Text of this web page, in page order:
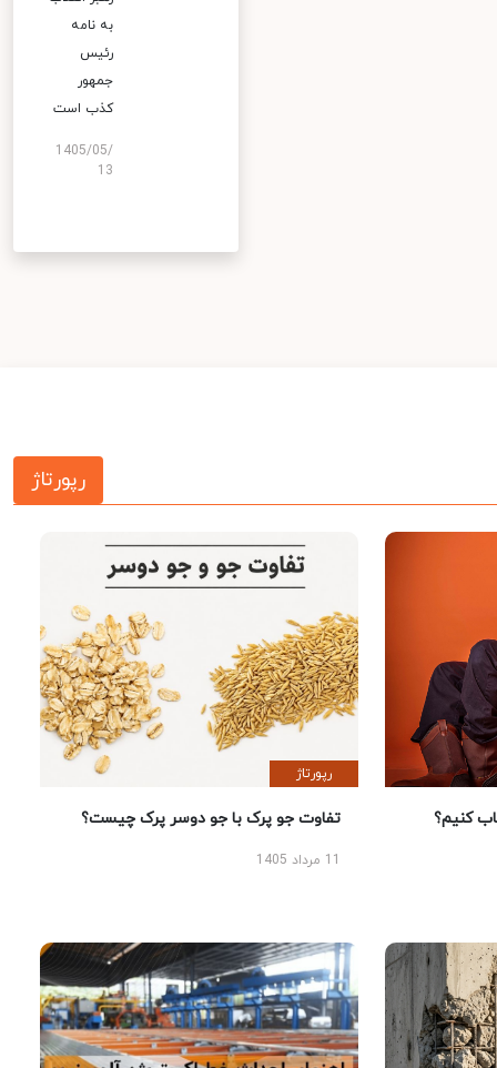
به نامه
رئیس
جمهور
کذب است
1405/05/
13
رپورتاژ
کنیم؟
رپورتاژ
تفاوت جو پرک با جو دوسر پرک چیست؟